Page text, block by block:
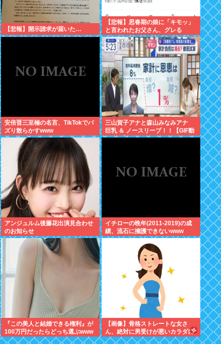
【悲報】開示請求が届いた…
【悲報】思春期の娘に「キモッ」
と言われたお父さん、グレる
安倍晋三至極の名言、TikTokでバ
ズり散らかすwww
三山賀子アナと森山みなみアナ
巨乳 ＆ ノースリーブ！！【GIF動
画あり】
アンジュルム後藤花出演見合わせ
のお知らせ
イチローの晩年(2011-2019)の成
績、流石に擁護できないwww
『この美人と結婚できる権利』が
100万円だったらどっち選ぶwww
【画像】骨格ストレートな女さ
ん、絶対に男受けが悪いカラダに
なってしまうｗｗｗ